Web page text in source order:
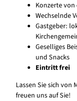
Konzerte von
Wechselnde
Gastgeber:
Geselliges
und Snacks
Eintritt frei
Lassen Sie sich von
freuen uns auf Sie!